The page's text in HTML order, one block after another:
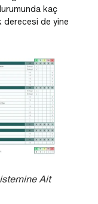
kaç
derecesi de yine
Ait